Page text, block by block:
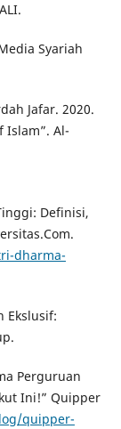
Syariah
Jafar. 2020.
Islam”. Al-
Definisi,
dharma-
Ekslusif:
Perguruan
Ini!” Quipper
quipper-